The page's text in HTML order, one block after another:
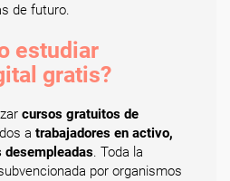
de futuro.
estudiar
gratis?
cursos gratuitos de
a trabajadores en activo,
desempleadas. Toda la
por organismos